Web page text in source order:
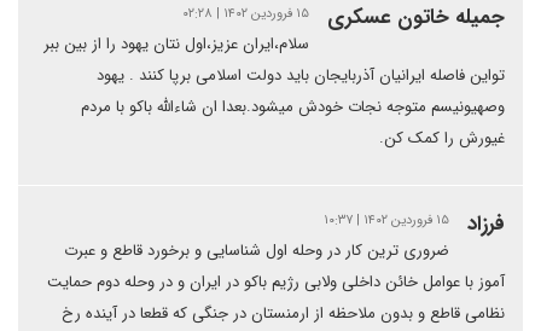
جمیله خاتون عسکری ۱۵ فروردین ۱۴۰۲ | ۰۲:۲۸
سلام،ایران عزیز،اول نتان یهود را از بین ببر
تواین فاصله ایرانیان آذربایجان باید دولت اسلامی برپا کنند . یهود
وصهیونیسم متوجه نجات خودش میشود.بعدا ان شاءالله باکو با مردم
غیورش را کمک کن.
فرزاد ۱۵ فروردین ۱۴۰۲ | ۱۰:۳۷
ضروری ترین کار در وحله اول شناسایی و برخورد قاطع و عبرت
آموز با عوامل خائن داخلی ولابی رژیم باکو در ایران و در وحله دوم حمایت
نظامی قاطع و بدون ملاحظه از ارمنستان در جنگی که قطعا در آینده رخ